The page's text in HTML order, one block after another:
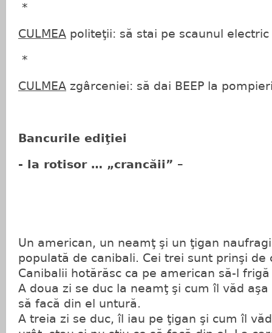
*
CULMEA politeţii: să stai pe scaunul
*
CULMEA zgârceniei: să dai BEEP la
Bancurile ediţiei
- la rotisor … „crancăii” –
Un american, un neamţ şi un ţigan
populată de canibali. Cei trei sunt prinşi de
Canibalii hotărăsc ca pe american să-l
A doua zi se duc la neamţ şi cum îl văd
să facă din el untură.
A treia zi se duc, îl iau pe ţigan şi cum îl